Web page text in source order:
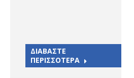
ΔΙΑΒΑΣΤΕ
ΠΕΡΙΣΣΟΤΕΡΑ